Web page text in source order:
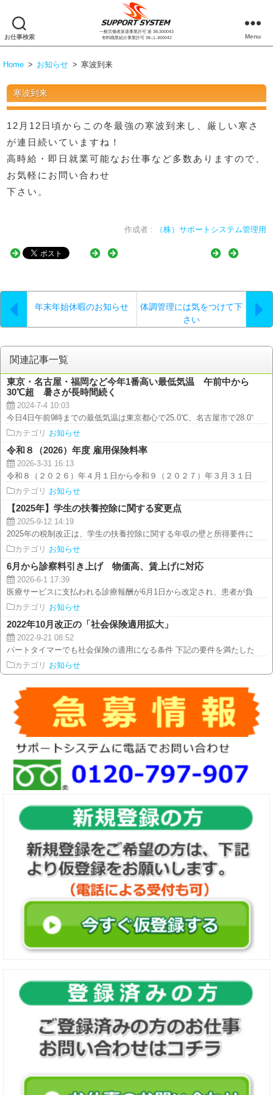
お仕事検索
株
式
サ
ー
ト
テ
一般労働者派遣事業許可 派 38-300043
有料職業紹介事業許可 38-ユ-300042
Menu
Home > お知らせ > 寒波到来
寒波到来
12月12日頃からこの冬最強の寒波到来し、厳しい寒さ
が連日続いていますね！
高時給・即日就業可能なお仕事など多数ありますので、
お気軽にお問い合わせ
下さい。
作成者 : （株）サポートシステム管理用
年末年始休暇のお知らせ
体調管理には気をつけて下
さい
関連記事一覧
東京・名古屋・福岡など今年1番高い最低気温 午前中から
30℃超 暑さが長時間続く
2024-7-4 10:03
今日4日午前9時までの最低気温は東京都心で25.0℃、名古屋市で28.0℃、
カテゴリ お知らせ
令和８（2026）年度 雇用保険料率
2026-3-31 16:13
令和８（２０２６）年４月１日から令和９（２０２７）年３月３１日まで
カテゴリ お知らせ
【2025年】学生の扶養控除に関する変更点
2025-9-12 14:19
2025年の税制改正は、学生の扶養控除に関する年収の壁と所得要件に大き
カテゴリ お知らせ
6月から診察料引き上げ 物価高、賃上げに対応
2026-6-1 17:39
医療サービスに支払われる診療報酬が6月1日から改定され、患者が負担す
カテゴリ お知らせ
2022年10月改正の「社会保険適用拡大」
2022-9-21 08:52
パートタイマーでも社会保険の適用になる条件 下記の要件を満たした場
カテゴリ お知らせ